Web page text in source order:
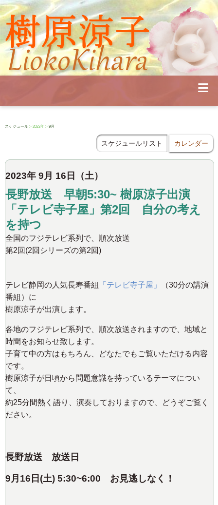
Profile
Concert
Seminar
Diary
School
スケジュール > 2023年 > 9月
スケジュールリスト カレンダー
2023年 9月 16日（土）
長野放送 早朝5:30~ 樹原涼子出演
「テレビ寺子屋」第2回 自分の考え
を持つ
全国のフジテレビ系列で、順次放送
第2回(2回シリーズの第2回)
テレビ静岡の人気長寿番組 「テレビ寺子屋」
（30分の講演
番組）に
樹原涼子が出演します。
各地のフジテレビ系列で、順次放送されますので、地域と
時間をお知らせ致します。
子育て中の方はもちろん、どなたでもご覧いただける内容
です。
樹原涼子が日頃から問題意識を持っているテーマについ
て、
約25分間熱く語り、演奏しておりますので、どうぞご覧く
ださい。
長野放送 放送日
9月16日(土) 5:30~6:00 お見逃しなく！